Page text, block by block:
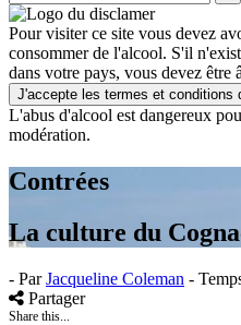
Pour visiter ce site vous devez
consommer de l'alcool. S'il
dans votre pays, vous devez être
J'accepte les termes et conditions
L'abus d'alcool est dangereux
modération.
Contrées
La culture du
- ParJacqueline Coleman -
Partager
Share this...